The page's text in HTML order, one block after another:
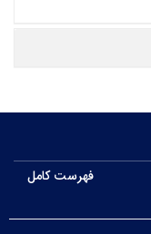
فهرست کامل